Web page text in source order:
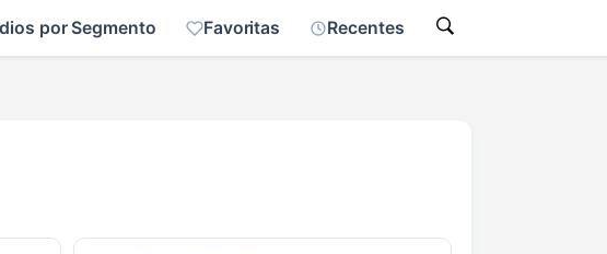
por Segmento Favoritas Recentes